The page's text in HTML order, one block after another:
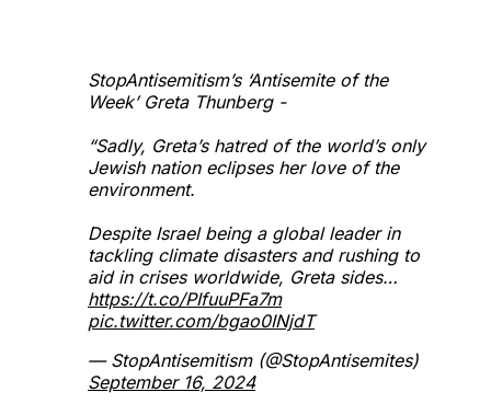
StopAntisemitism’s ‘Antisemite of the
Week’ Greta Thunberg -
“Sadly, Greta’s hatred of the world’s only
Jewish nation eclipses her love of the
environment.
Despite Israel being a global leader in
tackling climate disasters and rushing to
aid in crises worldwide, Greta sides…
https://t.co/PIfuuPFa7m
pic.twitter.com/bgao0INjdT
— StopAntisemitism (@StopAntisemites)
September 16, 2024